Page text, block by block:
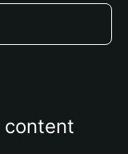
content